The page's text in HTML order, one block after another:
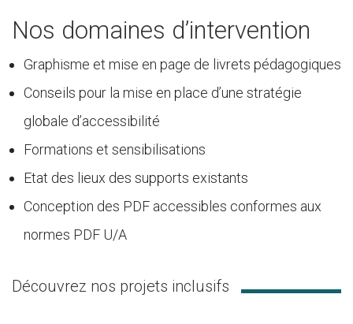
Nos domaines d’intervention
Graphisme et mise en page de livrets pédagogiques
Conseils pour la mise en place d’une stratégie
globale d’accessibilité
Formations et sensibilisations
Etat des lieux des supports existants
Conception des PDF accessibles conformes aux
normes PDF U/A
Découvrez nos projets inclusifs